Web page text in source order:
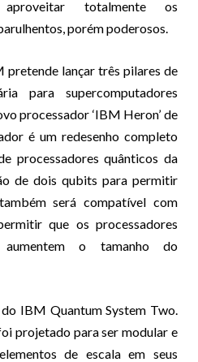
totalmente os
porém poderosos.
lançar três pilares de
para supercomputadores
processador ‘IBM Heron’ de
é um redesenho completo
processadores quânticos da
de dois qubits para permitir
será compatível com
que os processadores
aumentem o tamanho do
IBM Quantum System Two.
projetado para ser modular e
de escala em seus